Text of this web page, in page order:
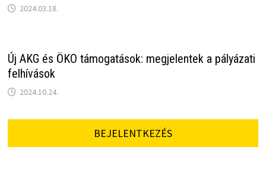
2024.03.18.
Új AKG és ÖKO támogatások: megjelentek a pályázati
felhívások
2024.10.24.
BEJELENTKEZÉS